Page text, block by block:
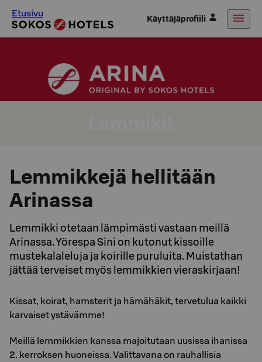
Etusivu Käyttäjäprofiili
Lemmikkejä hellitään
Arinassa
Lemmikki otetaan lämpimästi vastaan meillä
Arinassa. Yörespa Sini on kutonut kissoille
mustekalaleluja ja koirille puruluita. Muistathan
jättää terveiset myös lemmikkien vieraskirjaan!
Kissat, koirat, hamsterit ja hämähäkit, tervetulua kaikki
karvaiset ystävämme!
Meillä lemmikkien kanssa majoitutaan uusissa ihanissa
2. kerroksen huoneissa. Valittavana on rauhallisia